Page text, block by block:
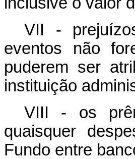
VII -
eventos não
puderem ser
instituição
VIII - os
quaisquer
Fundo entre